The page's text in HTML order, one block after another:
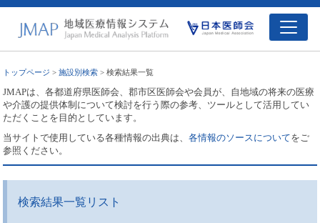
トップページ >施設別検索 > 検索結果一覧
JMAPは、各都道府県医師会、郡市区医師会や会員が、自地域の将来の医療
や介護の提供体制について検討を行う際の参考、ツールとして活用してい
ただくことを目的としています。
当サイトで使用している各種情報の出典は、各情報のソースについてをご
参照ください。
検索結果一覧リスト